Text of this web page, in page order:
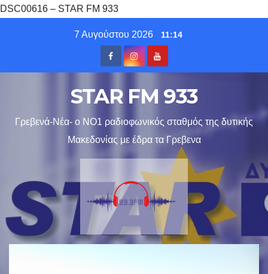
DSC00616 – STAR FM 933
7 Αυγούστου 2026 11:14
STAR FM 933
Γρεβενά-Νέα- ο ΝΟ1 ραδιοφωνικός σταθμός της δυτικής
Μακεδονίας με έδρα τα Γρεβενα